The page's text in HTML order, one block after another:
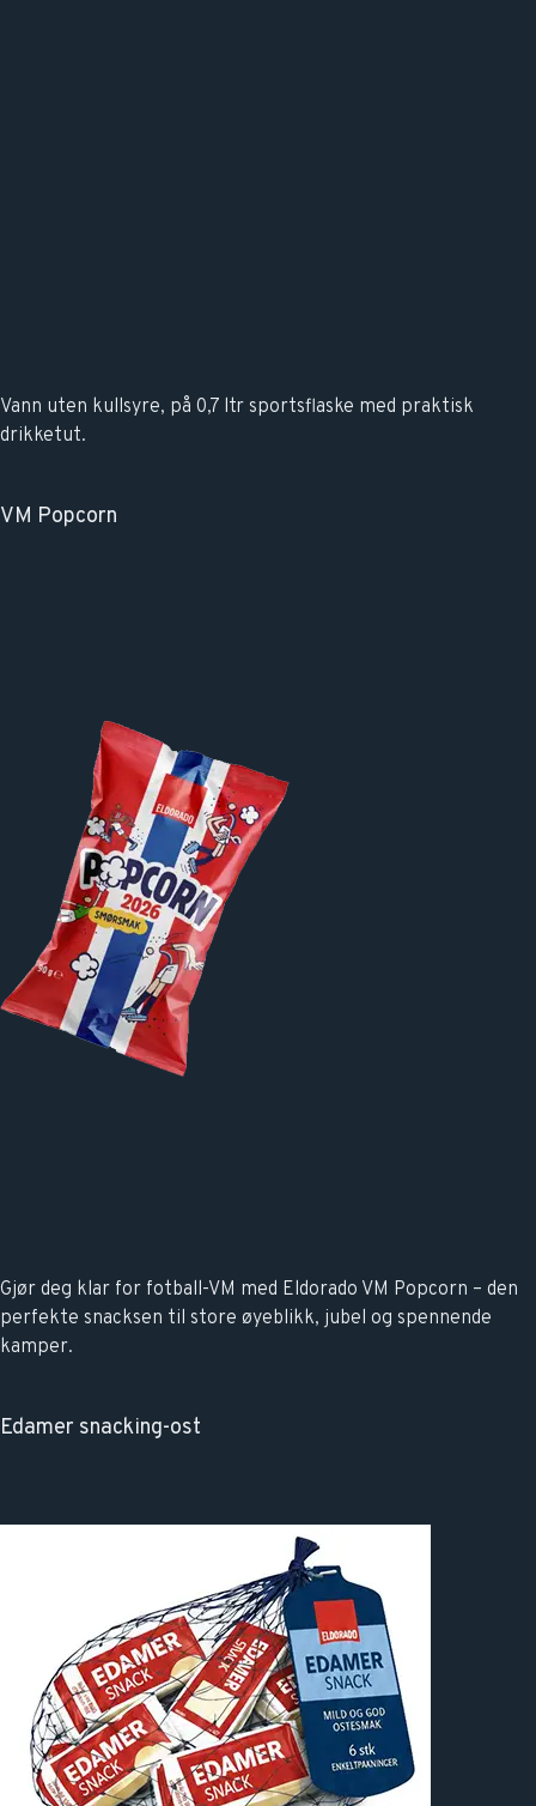
Vann uten kullsyre, på 0,7 ltr sportsflaske med praktisk
drikketut.
VM Popcorn
Gjør deg klar for fotball-VM med Eldorado VM Popcorn – den
perfekte snacksen til store øyeblikk, jubel og spennende
kamper.
Edamer snacking-ost